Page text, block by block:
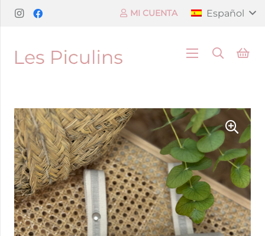
MI CUENTA Español